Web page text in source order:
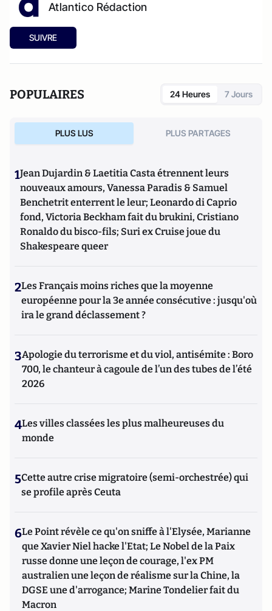
Atlantico Rédaction
SUIVRE
POPULAIRES 24 Heures 7 Jours
PLUS LUS PLUS PARTAGES
1Jean Dujardin & Laetitia Casta étrennent leurs
nouveaux amours, Vanessa Paradis & Samuel
Benchetrit enterrent le leur; Leonardo di Caprio
fond, Victoria Beckham fait du brukini, Cristiano
Ronaldo du bisco-fils; Suri ex Cruise joue du
Shakespeare queer
2Les Français moins riches que la moyenne
européenne pour la 3e année consécutive : jusqu'où
ira le grand déclassement ?
3Apologie du terrorisme et du viol, antisémite : Boro
700, le chanteur à cagoule de l’un des tubes de l’été
2026
4Les villes classées les plus malheureuses du
monde
5Cette autre crise migratoire (semi-orchestrée) qui
se profile après Ceuta
6Le Point révèle ce qu'on sniffe à l'Elysée, Marianne
que Xavier Niel hacke l'Etat; Le Nobel de la Paix
russe donne une leçon de courage, l'ex PM
australien une leçon de réalisme sur la Chine, la
DGSE une d'arrogance; Marine Tondelier fait du
Macron